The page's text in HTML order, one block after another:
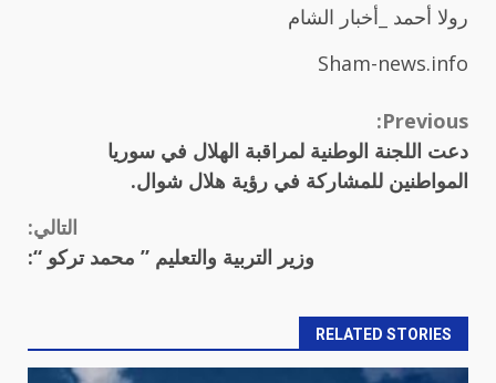
رولا أحمد _أخبار الشام
Sham-news.info
Continue
Reading
Previous:
دعت اللجنة الوطنية لمراقبة الهلال في سوريا
المواطنين للمشاركة في رؤية هلال شوال.
التالي:
وزير التربية والتعليم ” محمد تركو “:
RELATED STORIES